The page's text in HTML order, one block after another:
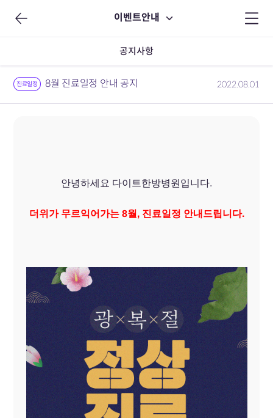
이벤트안내
공지사항
진료일정 8월 진료일정 안내 공지 2022.08.01
안녕하세요 다이트한방병원입니다.
더위가 무르익어가는 8월, 진료일정 안내드립니다.